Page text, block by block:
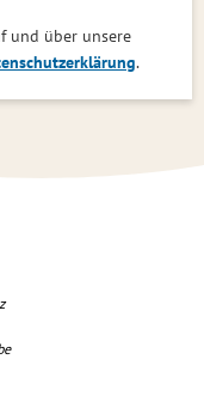
und über unsere
.